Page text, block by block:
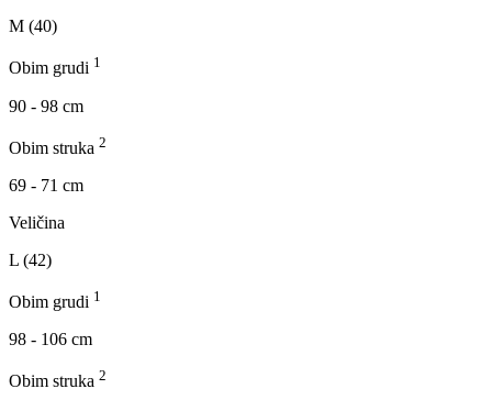
M (40)
Obim grudi 1
90 - 98 cm
Obim struka 2
69 - 71 cm
Veličina
L (42)
Obim grudi 1
98 - 106 cm
Obim struka 2